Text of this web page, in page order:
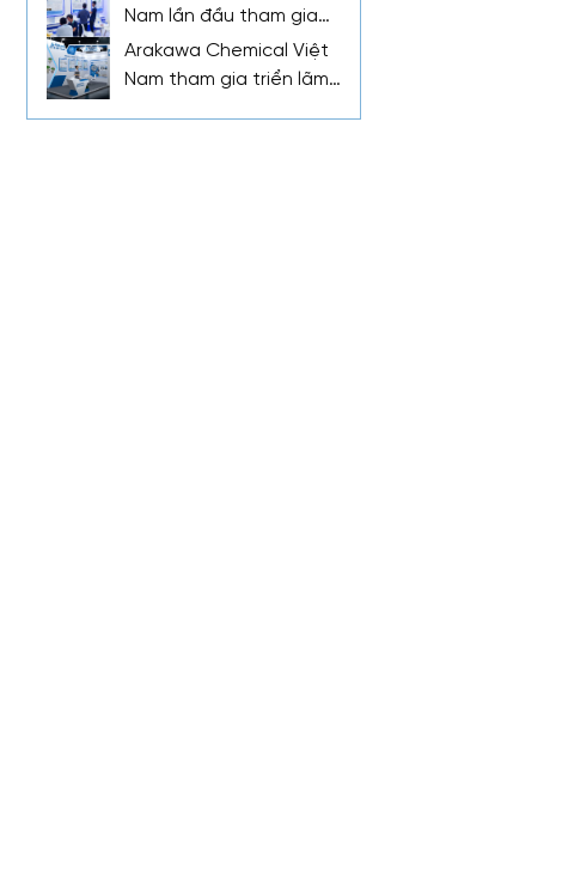
Nam lần đầu tham gia
triển lãm VPPE 2025 tại
Bình Dương
Arakawa Chemical Việt
Nam tham gia triển lãm